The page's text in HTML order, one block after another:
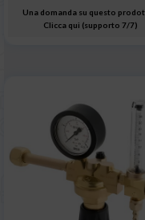
Una domanda su questo
Clicca qui (supporto 7/7)